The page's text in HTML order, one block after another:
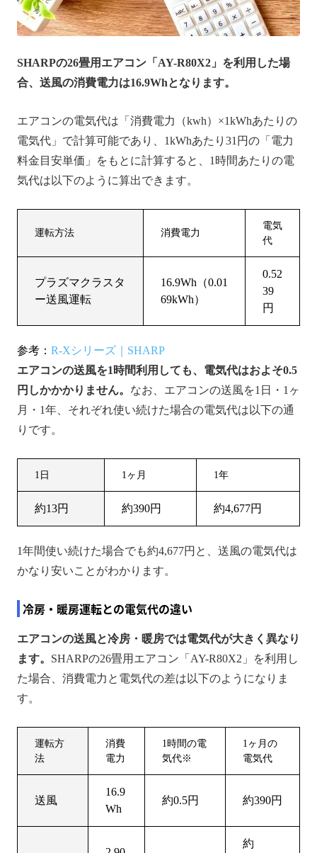
SHARPの26畳用エアコン「AY-R80X2」を利用した場
合、送風の消費電力は16.9Whとなります。
エアコンの電気代は「消費電力（kwh）×1kWhあたりの
電気代」で計算可能であり、1kWhあたり31円の「電力
料金目安単価」をもとに計算すると、1時間あたりの電
気代は以下のように算出できます。
運転方法 消費電力
電気
代
プラズマクラスタ
ー送風運転
16.9Wh（0.01
69kWh）
0.52
39
円
参考： R-Xシリーズ｜SHARP
エアコンの送風を1時間利用しても、電気代はおよそ0.5
円しかかかりません。 なお、エアコンの送風を1日・1ヶ
月・1年、それぞれ使い続けた場合の電気代は以下の通
りです。
1日 1ヶ月 1年
約13円 約390円 約4,677円
1年間使い続けた場合でも約4,677円と、送風の電気代は
かなり安いことがわかります。
冷房・暖房運転との電気代の違い
エアコンの送風と冷房・暖房では電気代が大きく異なり
ます。 SHARPの26畳用エアコン「AY-R80X2」を利用し
た場合、消費電力と電気代の差は以下のようになりま
す。
運転方
法
消費
電力
1時間の電
気代※
1ヶ月の
電気代
送風
16.9
Wh
約0.5円 約390円
約